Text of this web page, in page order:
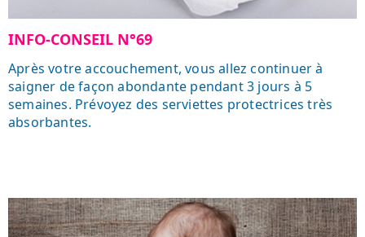
INFO-CONSEIL N°69
Après votre accouchement, vous allez continuer à
saigner de façon abondante pendant 3 jours à 5
semaines. Prévoyez des serviettes protectrices très
absorbantes.